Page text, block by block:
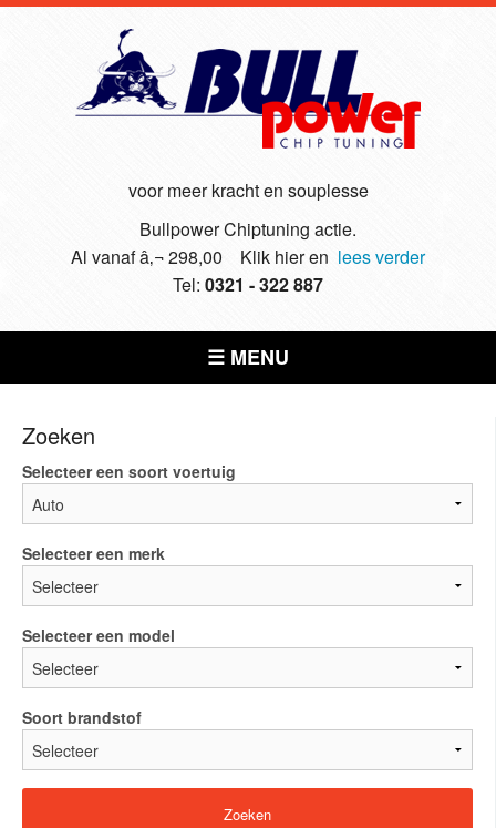
voor meer kracht en souplesse
Bullpower Chiptuning actie.
Al vanaf â‚¬ 298,00 Klik hier en lees verder
Tel: 0321 - 322 887
☰ MENU
Zoeken
Selecteer een soort voertuig
Selecteer een merk
Selecteer een model
Soort brandstof